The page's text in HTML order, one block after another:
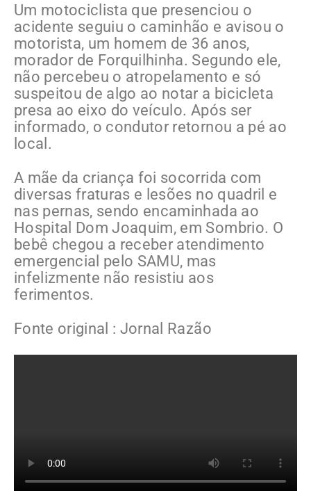
Um motociclista que presenciou o
acidente seguiu o caminhão e avisou o
motorista, um homem de 36 anos,
morador de Forquilhinha. Segundo ele,
não percebeu o atropelamento e só
suspeitou de algo ao notar a bicicleta
presa ao eixo do veículo. Após ser
informado, o condutor retornou a pé ao
local.
A mãe da criança foi socorrida com
diversas fraturas e lesões no quadril e
nas pernas, sendo encaminhada ao
Hospital Dom Joaquim, em Sombrio. O
bebê chegou a receber atendimento
emergencial pelo SAMU, mas
infelizmente não resistiu aos
ferimentos.
Fonte original : Jornal Razão